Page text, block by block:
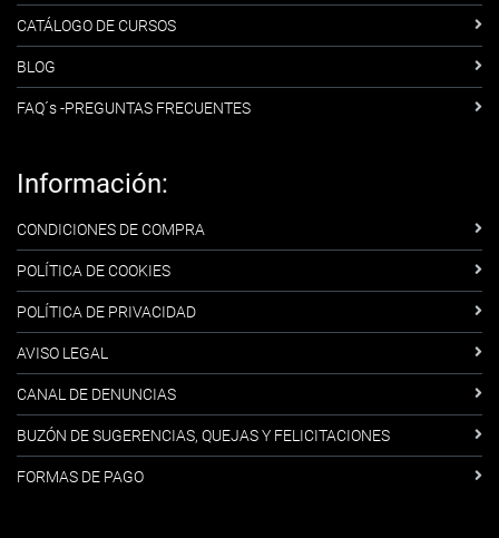
CATÁLOGO DE CURSOS
BLOG
FAQ´s -PREGUNTAS FRECUENTES
Información:
CONDICIONES DE COMPRA
POLÍTICA DE COOKIES
POLÍTICA DE PRIVACIDAD
AVISO LEGAL
CANAL DE DENUNCIAS
BUZÓN DE SUGERENCIAS, QUEJAS Y FELICITACIONES
FORMAS DE PAGO